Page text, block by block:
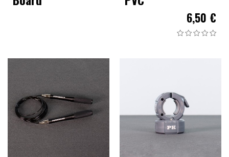
6,50 €